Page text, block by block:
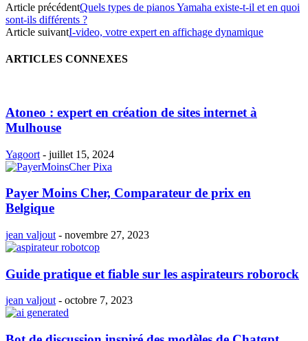
Article précédentQuels types de pianos Yamaha existe-t-il et en quoi
sont-ils différents ?
Article suivantI-video, votre expert en affichage dynamique
ARTICLES CONNEXES
Atoneo : expert en création de sites internet à
Mulhouse
Yagoort - juillet 15, 2024
Payer Moins Cher, Comparateur de prix en
Belgique
jean valjout - novembre 27, 2023
Guide pratique et fiable sur les aspirateurs roborock
jean valjout - octobre 7, 2023